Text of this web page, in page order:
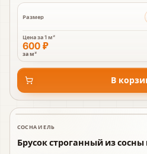
Размер
Цена за1 м²
600 ₽
за м²
В
В наличии
СОСНА И ЕЛЬ
Брусок строганный из сосны